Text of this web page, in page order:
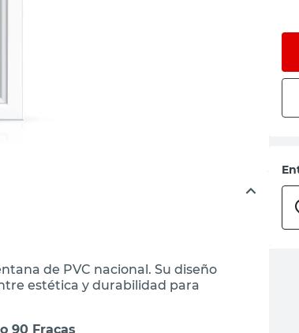
de PVC nacional. Su diseño
estética y durabilidad para
90 Fracas